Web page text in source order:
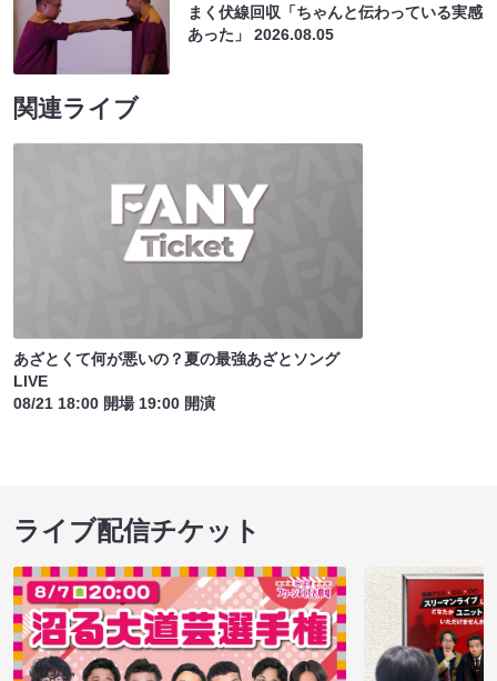
まく伏線回収「ちゃんと伝わっている実感
あった」2026.08.05
関連ライブ
あざとくて何が悪いの？夏の最強あざとソング
LIVE
08/21 18:00 開場 19:00 開演
ライブ配信チケット